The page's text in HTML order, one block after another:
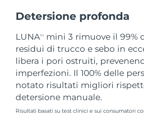
Detersione profonda
LUNATM
mini 3 rimuove il 99%
residui di trucco e sebo in
libera i pori ostruiti,
imperfezioni. Il 100% delle
notato risultati migliori
detersione manuale.
Risultati basati su test clinici e sui consumatori
Romania Consegna
Russia
Arabia Saudita